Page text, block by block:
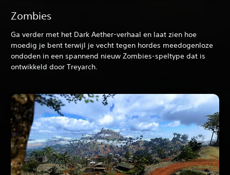
Zombies
Ga verder met het Dark Aether-verhaal en laat zien hoe
moedig je bent terwijl je vecht tegen hordes meedogenloze
ondoden in een spannend nieuw Zombies-speltype dat is
ontwikkeld door Treyarch.